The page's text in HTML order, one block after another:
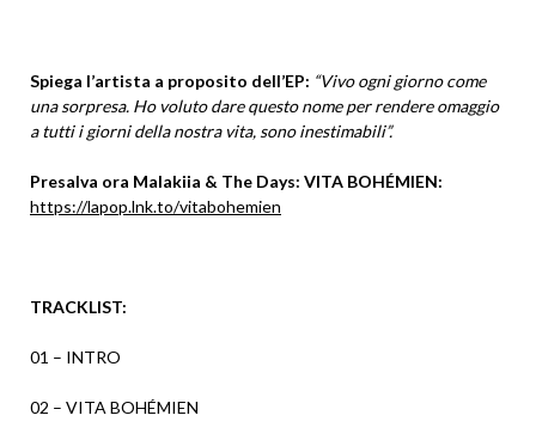
Spiega l’artista a proposito dell’EP: “Vivo ogni giorno come
una sorpresa. Ho voluto dare questo nome per rendere omaggio
a tutti i giorni della nostra vita, sono inestimabili”.
Presalva ora Malakiia & The Days: VITA BOHÉMIEN:
https://lapop.lnk.to/vitabohemien
TRACKLIST:
01 – INTRO
02 – VITA BOHÉMIEN